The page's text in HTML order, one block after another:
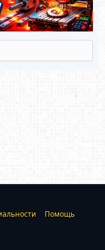
Помощь